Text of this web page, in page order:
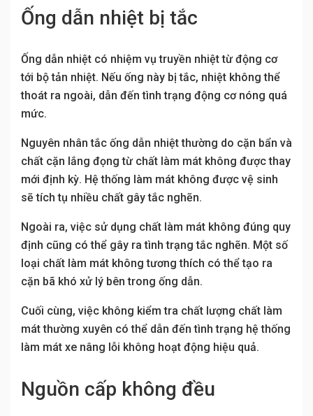
Ống dẫn nhiệt bị tắc
Ống dẫn nhiệt có nhiệm vụ truyền nhiệt từ động cơ
tới bộ tản nhiệt. Nếu ống này bị tắc, nhiệt không thể
thoát ra ngoài, dẫn đến tình trạng động cơ nóng quá
mức.
Nguyên nhân tắc ống dẫn nhiệt thường do cặn bẩn và
chất cặn lắng đọng từ chất làm mát không được thay
mới định kỳ. Hệ thống làm mát không được vệ sinh
sẽ tích tụ nhiều chất gây tắc nghẽn.
Ngoài ra, việc sử dụng chất làm mát không đúng quy
định cũng có thể gây ra tình trạng tắc nghẽn. Một số
loại chất làm mát không tương thích có thể tạo ra
cặn bã khó xử lý bên trong ống dẫn.
Cuối cùng, việc không kiểm tra chất lượng chất làm
mát thường xuyên có thể dẫn đến tình trạng hệ thống
làm mát xe nâng lỗi không hoạt động hiệu quả.
Nguồn cấp không đều